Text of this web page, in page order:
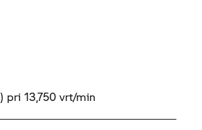
pri 13,750 vrt/min